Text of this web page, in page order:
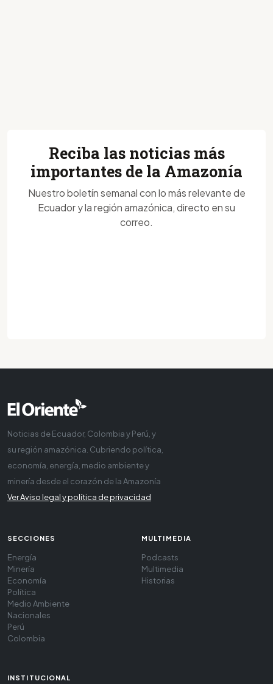
Reciba las noticias más
importantes de la Amazonía
Nuestro boletín semanal con lo más relevante de
Ecuador y la región amazónica, directo en su
correo.
Noticias de Ecuador, Colombia y Perú, y
su región amazónica. Cubriendo política,
economía, energía, medio ambiente y
minería desde el corazón de la Amazonía
Ver Aviso legal y política de privacidad
SECCIONES
Energía
Minería
Economía
Política
Medio Ambiente
Nacionales
Perú
Colombia
MULTIMEDIA
Podcasts
Multimedia
Historias
INSTITUCIONAL